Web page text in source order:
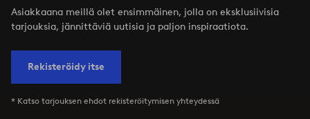
Asiakkaana meillä olet ensimmäinen, jolla on eksklusiivisia
tarjouksia, jännittäviä uutisia ja paljon inspiraatiota.
Rekisteröidy itse
* Katso tarjouksen ehdot rekisteröitymisen yhteydessä